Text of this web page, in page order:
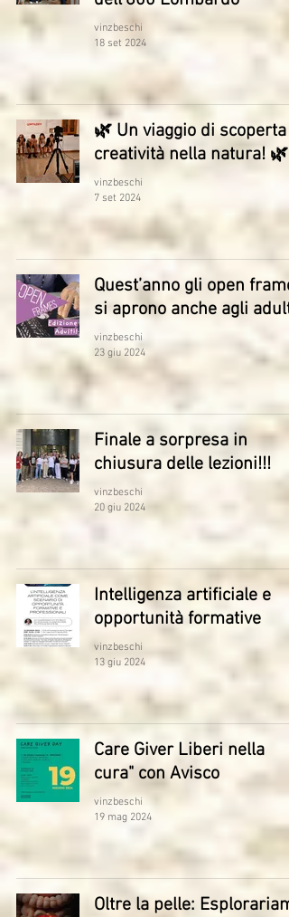
vinzbeschi
18 set 2024
🌿 Un viaggio di scoperta e
creatività nella natura! 🌿
vinzbeschi
7 set 2024
Quest’anno gli open
si aprono anche agli adulti!
vinzbeschi
23 giu 2024
Finale a sorpresa in
chiusura delle lezioni!!!
vinzbeschi
20 giu 2024
Intelligenza artificiale e
opportunità formative
vinzbeschi
13 giu 2024
Care Giver Liberi nella
cura" con Avisco
vinzbeschi
19 mag 2024
Oltre la pelle: